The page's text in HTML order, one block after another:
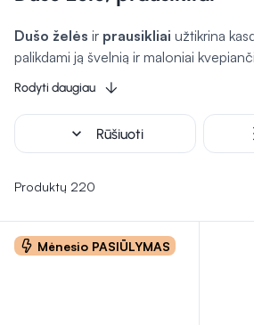
Dušo želės ir prausikliai užtikrina
palikdami ją švelnią ir maloniai
praturtintos natūraliais aliejais, augalų
drėkinančiais ingredientais, kurie
išsausėjimo.
Švelnių formulių dėka
odos tipams, įskaitant jautrią ar sausą
priežiūros privalumais, o malonus
Rodyti daugiau
expand_more Rūšiuoti
Produktų 220
Mėnesio PASIŪLYMAS